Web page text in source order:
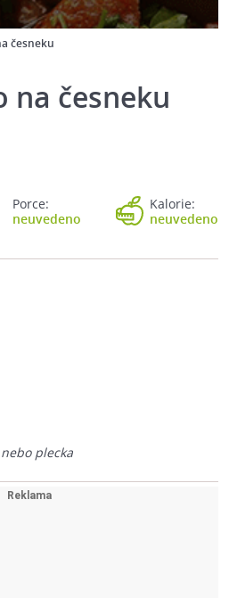
česneku
na česneku
Porce:
neuvedeno
Kalorie:
neuvedeno
nebo plecka